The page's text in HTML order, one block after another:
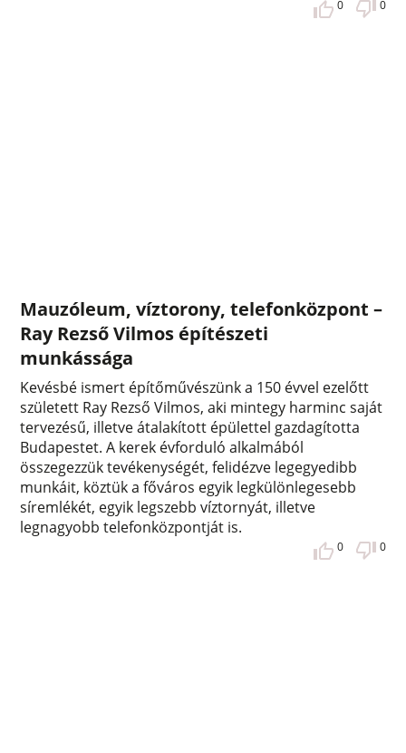
0 0
Mauzóleum, víztorony, telefonközpont –
Ray Rezső Vilmos építészeti
munkássága
Kevésbé ismert építőművészünk a 150 évvel ezelőtt
született Ray Rezső Vilmos, aki mintegy harminc saját
tervezésű, illetve átalakított épülettel gazdagította
Budapestet. A kerek évforduló alkalmából
összegezzük tevékenységét, felidézve legegyedibb
munkáit, köztük a főváros egyik legkülönlegesebb
síremlékét, egyik legszebb víztornyát, illetve
legnagyobb telefonközpontját is.
0 0